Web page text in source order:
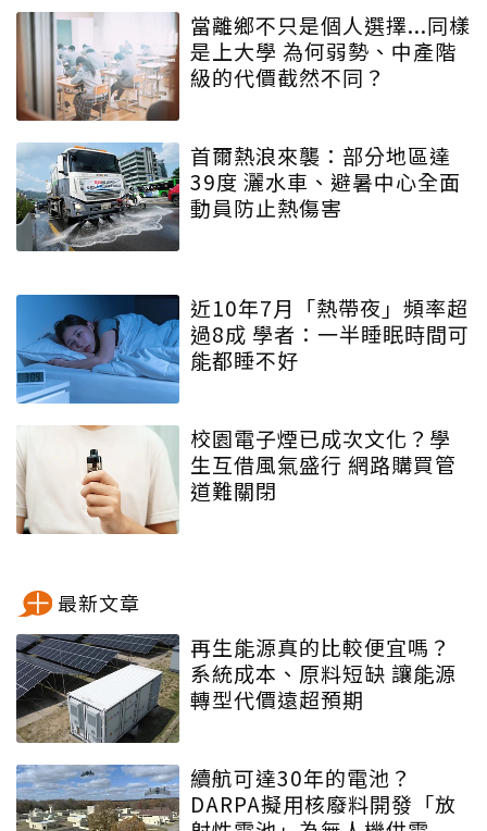
當離鄉不只是個人選擇...同樣
是上大學 為何弱勢、中產階
級的代價截然不同？
首爾熱浪來襲：部分地區達
39度 灑水車、避暑中心全面
動員防止熱傷害
近10年7月「熱帶夜」頻率超
過8成 學者：一半睡眠時間可
能都睡不好
校園電子煙已成次文化？學
生互借風氣盛行 網路購買管
道難關閉
最新文章
再生能源真的比較便宜嗎？
系統成本、原料短缺 讓能源
轉型代價遠超預期
續航可達30年的電池？
DARPA擬用核廢料開發「放